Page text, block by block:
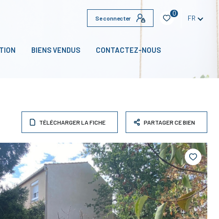
Se connecter
0
FR
BIENS VENDUS CONTACTEZ-NOUS
TÉLÉCHARGER LA FICHE PARTAGER CE BIEN